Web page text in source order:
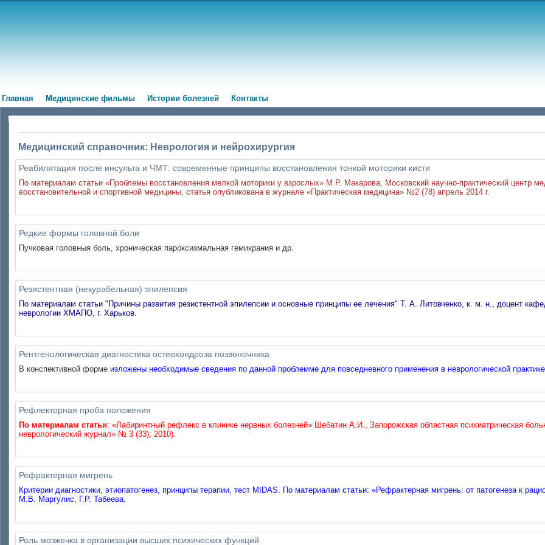
Главная Медицинские фильмы Истории болезней Контакты
Медицинский справочник: Неврология и нейрохирургия
Реабилитация после инсульта и ЧМТ: современные принципы восстановления тонкой моторики кисти
По материалам статьи «Проблемы восстановления мелкой моторики у взрослых» М.Р. Макарова, Московский научно-практический центр
восстановительной и спортивной медицины, статья опубликована в журнале «Практическая медицина» №2 (78) апрель 2014 г.
Редкие формы головной боли
Пучковая головныя боль, хроническая пароксизмальная гемикрания и др.
Резистентная (некурабельная) эпилепсия
По материалам статьи "Причины развития резистентной эпилепсии и основные принципы ее лечения" Т. А. Литовченко, к. м. н., доцент
неврологии ХМАПО, г. Харьков.
Рентгенологическая диагностика остеохондроза позвоночника
В конспективной форме изложены необходимые сведения по данной проблемме для повседневного применения в неврологической практике
Рефлекторная проба положения
По материалам статьи: «Лабиринтный рефлекс в клинике нервных болезней» Шебатин А.И., Запорожская областная психиатрическая
неврологический журнал» № 3 (33); 2010).
Рефрактерная мигрень
Критерии диагностики, этиопатогенез, принципы терапии, тест MIDAS. По материалам статьи: «Рефрактерная мигрень: от патогенеза к
М.В. Маргулис, Г.Р. Табеева.
Роль мозжечка в организации высших психических функций